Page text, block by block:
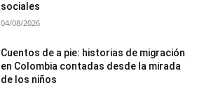
sociales
04/08/2026
Cuentos de a pie: historias de migración
en Colombia contadas desde la mirada
de los niños